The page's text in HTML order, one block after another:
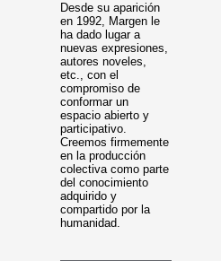
Desde su aparición
en 1992, Margen le
ha dado lugar a
nuevas expresiones,
autores noveles,
etc., con el
compromiso de
conformar un
espacio abierto y
participativo.
Creemos firmemente
en la producción
colectiva como parte
del conocimiento
adquirido y
compartido por la
humanidad.